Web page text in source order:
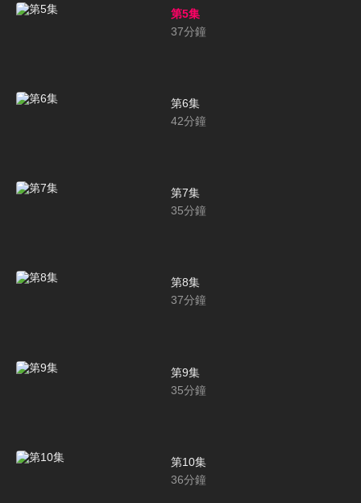
第5集
37分鐘
第6集
42分鐘
第7集
35分鐘
第8集
37分鐘
第9集
35分鐘
第10集
36分鐘